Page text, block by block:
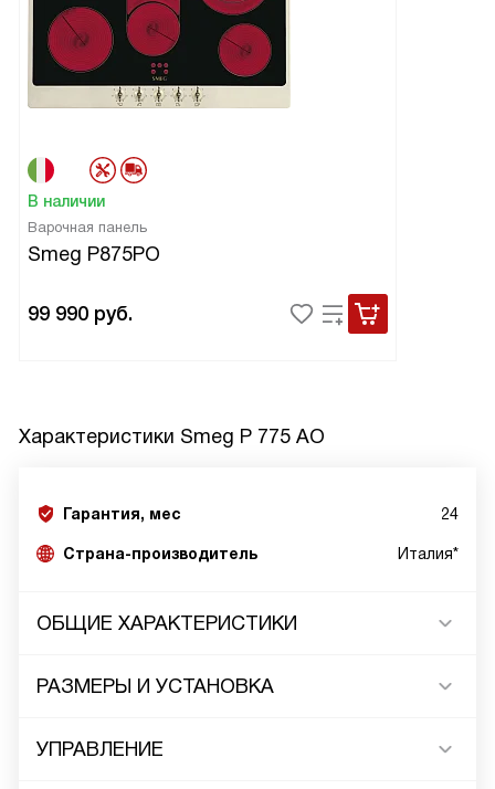
В наличии
Варочная панель
Smeg P875PO
99 990 руб.
Характеристики Smeg P 775 AO
Гарантия, мес 24
Страна-производитель Италия*
ОБЩИЕ ХАРАКТЕРИСТИКИ
РАЗМЕРЫ И УСТАНОВКА
УПРАВЛЕНИЕ